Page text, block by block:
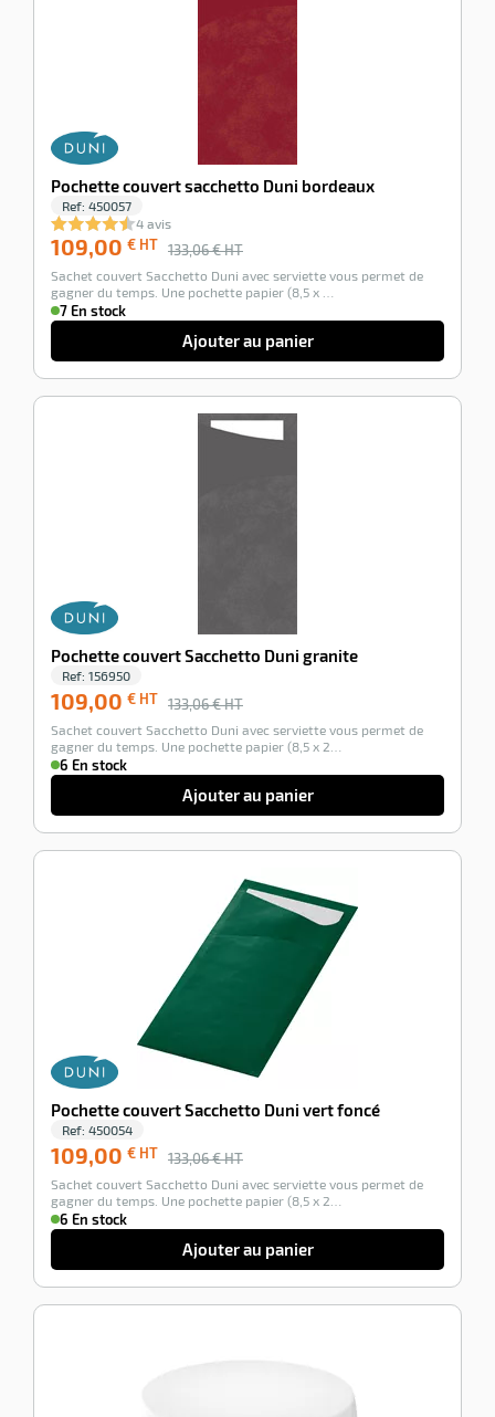
Pochette couvert sacchetto Duni bordeaux
Ref: 450057
4 avis
109,00 € HT 133,06 € HT
Sachet couvert Sacchetto Duni avec serviette vous permet de
gagner du temps. Une pochette papier (8,5 x …
7 En stock
Ajouter au panier
Pochette couvert Sacchetto Duni granite
Ref: 156950
109,00 € HT 133,06 € HT
Sachet couvert Sacchetto Duni avec serviette vous permet de
gagner du temps. Une pochette papier (8,5 x 2…
6 En stock
Ajouter au panier
Pochette couvert Sacchetto Duni vert foncé
Ref: 450054
109,00 € HT 133,06 € HT
Sachet couvert Sacchetto Duni avec serviette vous permet de
gagner du temps. Une pochette papier (8,5 x 2…
6 En stock
Ajouter au panier